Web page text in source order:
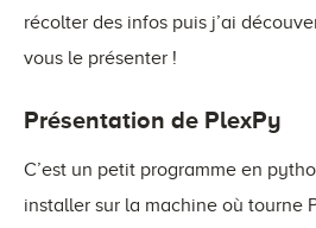
récolter des infos puis j’ai
vous le présenter !
Présentation de PlexPy
C’est un petit programme en
installer sur la machine où tourne